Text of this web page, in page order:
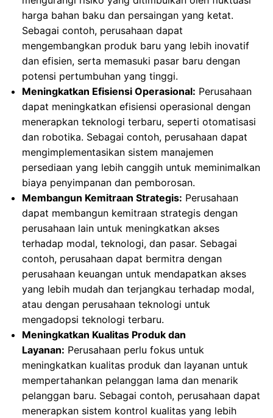
harga bahan baku dan persaingan yang ketat.
Sebagai contoh, perusahaan dapat
mengembangkan produk baru yang lebih inovatif
dan efisien, serta memasuki pasar baru dengan
potensi pertumbuhan yang tinggi.
Meningkatkan Efisiensi Operasional: Perusahaan
dapat meningkatkan efisiensi operasional dengan
menerapkan teknologi terbaru, seperti otomatisasi
dan robotika. Sebagai contoh, perusahaan dapat
mengimplementasikan sistem manajemen
persediaan yang lebih canggih untuk meminimalkan
biaya penyimpanan dan pemborosan.
Membangun Kemitraan Strategis: Perusahaan
dapat membangun kemitraan strategis dengan
perusahaan lain untuk meningkatkan akses
terhadap modal, teknologi, dan pasar. Sebagai
contoh, perusahaan dapat bermitra dengan
perusahaan keuangan untuk mendapatkan akses
yang lebih mudah dan terjangkau terhadap modal,
atau dengan perusahaan teknologi untuk
mengadopsi teknologi terbaru.
Meningkatkan Kualitas Produk dan
Layanan: Perusahaan perlu fokus untuk
meningkatkan kualitas produk dan layanan untuk
mempertahankan pelanggan lama dan menarik
pelanggan baru. Sebagai contoh, perusahaan dapat
menerapkan sistem kontrol kualitas yang lebih